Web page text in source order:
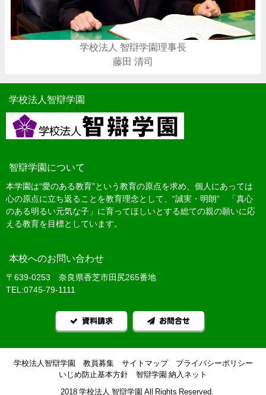
学校法人 智辯学園理事長
藤田 清司
学校法人智辯学園
智辯学園について
本学園は“愛のある教育”という教育の原点を求め、個人にあっては
心の原点に立ち返ることを教育理念として、“誠実・明朗” 「真心
のある明るい元気な子」に育ってほしいとする総ての親の願いに応
える教育を目標としています。
本校へのお問い合わせ
〒639-0253 奈良県香芝市田尻265番地
TEL:0745-79-1111
資料請求 お問合せ
学校法人智辯学園 教員募集 サイトマップ
プライバシーポリシー
いじめ防止基本方針
智辯学園 納入ネット
©2018 学校法人 智辯学園 All Rights Reserved.